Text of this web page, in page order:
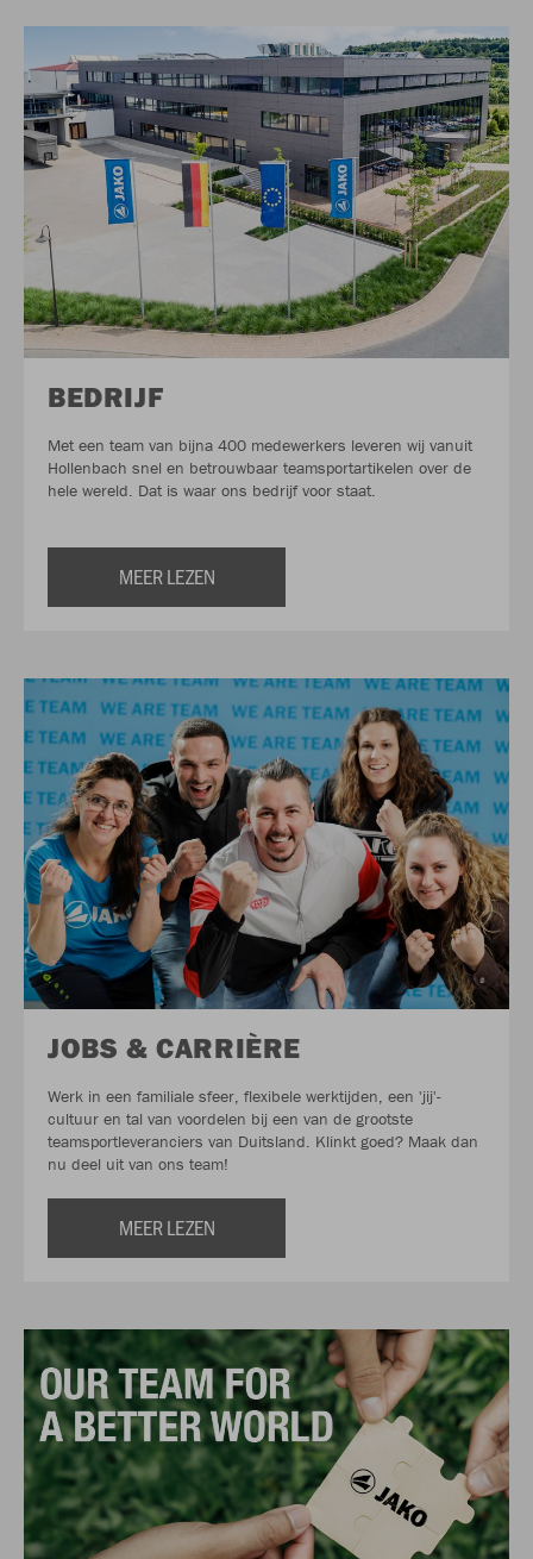
BEDRIJF
Met een team van bijna 400 medewerkers leveren wij vanuit
Hollenbach snel en betrouwbaar teamsportartikelen over de
hele wereld. Dat is waar ons bedrijf voor staat.
MEER LEZEN
JOBS & CARRIÈRE
Werk in een familiale sfeer, flexibele werktijden, een 'jij'-
cultuur en tal van voordelen bij een van de grootste
teamsportleveranciers van Duitsland. Klinkt goed? Maak dan
nu deel uit van ons team!
MEER LEZEN